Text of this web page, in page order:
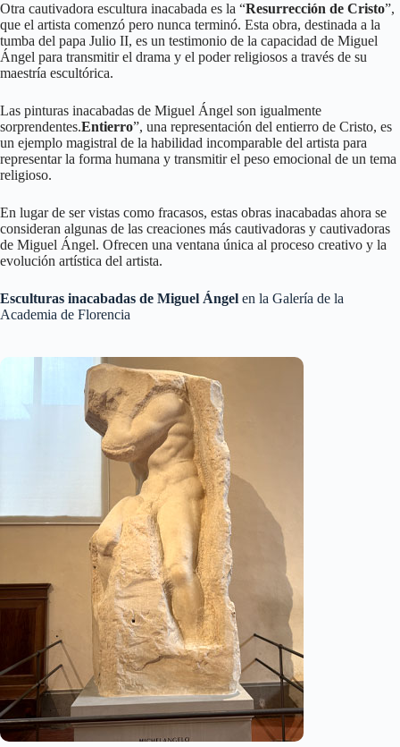
Otra cautivadora escultura inacabada es la “Resurrección de Cristo”,
que el artista comenzó pero nunca terminó. Esta obra, destinada a la
tumba del papa Julio II, es un testimonio de la capacidad de Miguel
Ángel para transmitir el drama y el poder religiosos a través de su
maestría escultórica.
Las pinturas inacabadas de Miguel Ángel son igualmente
sorprendentes.Entierro”, una representación del entierro de Cristo, es
un ejemplo magistral de la habilidad incomparable del artista para
representar la forma humana y transmitir el peso emocional de un tema
religioso.
En lugar de ser vistas como fracasos, estas obras inacabadas ahora se
consideran algunas de las creaciones más cautivadoras y cautivadoras
de Miguel Ángel. Ofrecen una ventana única al proceso creativo y la
evolución artística del artista.
Esculturas inacabadas de Miguel Ángel en la Galería de la
Academia de Florencia